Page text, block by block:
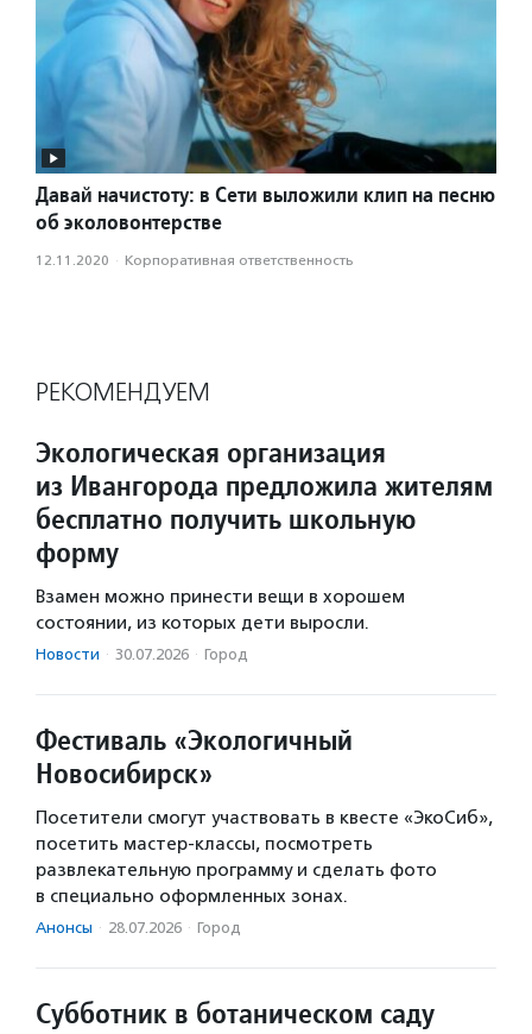
Давай начистоту: в Сети выложили клип на песню
об эколовонтерстве
12.11.2020 · Корпоративная ответственность
РЕКОМЕНДУЕМ
Экологическая организация
из Ивангорода предложила жителям
бесплатно получить школьную
форму
Взамен можно принести вещи в хорошем
состоянии, из которых дети выросли.
Новости · 30.07.2026 · Город
Фестиваль «Экологичный
Новосибирск»
Посетители смогут участвовать в квесте «ЭкоСиб»,
посетить мастер-классы, посмотреть
развлекательную программу и сделать фото
в специально оформленных зонах.
Анонсы · 28.07.2026 · Город
Субботник в ботаническом саду